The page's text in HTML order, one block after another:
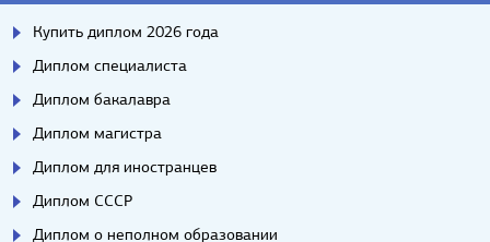
Купить диплом 2026 года
Диплом специалиста
Диплом бакалавра
Диплом магистра
Диплом для иностранцев
Диплом СССР
Диплом о неполном образовании